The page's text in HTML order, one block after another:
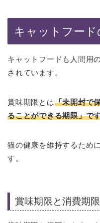
キャットフード
キャットフードも人間用
されています。
賞味期限とは「未開封で
ることができる期限」で
猫の健康を維持するため
す。
賞味期限と消費期